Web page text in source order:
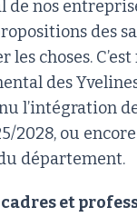
de nos
des
les choses.
des
l’intégration
2028, ou
département.
cadres et